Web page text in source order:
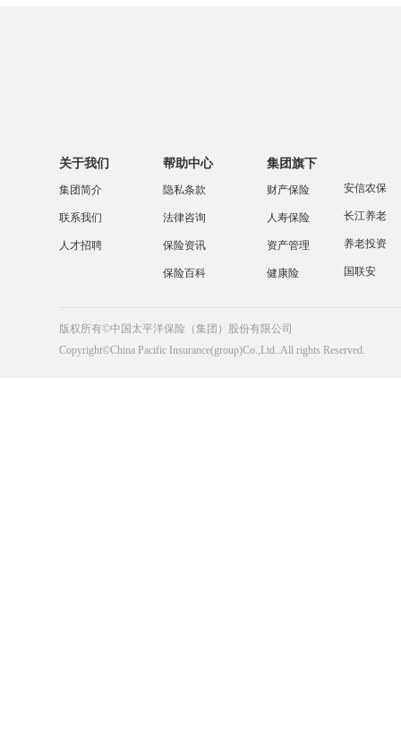
关于我们
集团简介
联系我们
人才招聘
帮助中心
隐私条款
法律咨询
保险资讯
保险百科
集团旗下
财产保险
人寿保险
资产管理
健康险
安信农保
长江养老
养老投资
国联安
版权所有©中国太平洋保险（集团）股份有限公司
Copyright©China Pacific Insurance(group)Co.,Ltd..All rights Reserved.